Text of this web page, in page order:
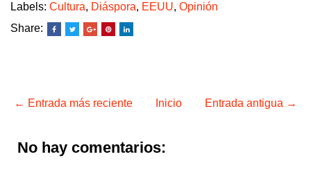
Labels: Cultura, Diáspora, EEUU, Opinión
Share:
← Entrada más reciente Entrada antigua →
Inicio
No hay comentarios: